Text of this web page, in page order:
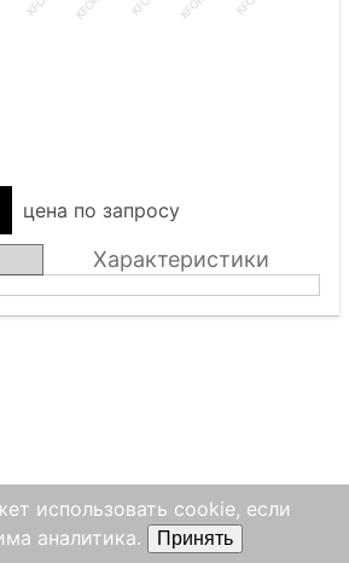
цена по запросу
Характеристики
использовать cookie, если
аналитика.
Принять